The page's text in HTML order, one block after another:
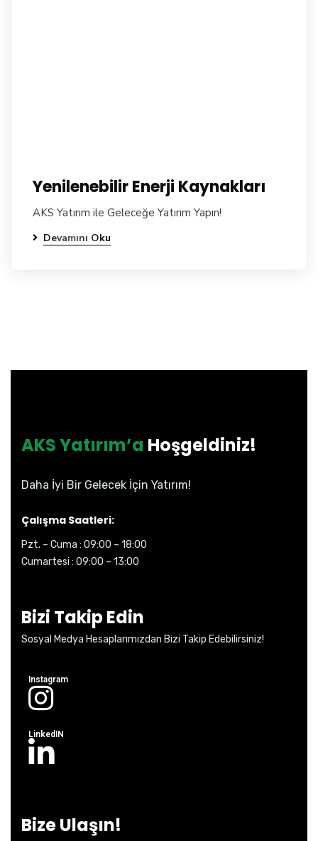
Yenilenebilir Enerji Kaynakları
AKS Yatırım ile Geleceğe Yatırım Yapın!
Devamını Oku
AKS Yatırım’a Hoşgeldiniz!
Daha İyi Bir Gelecek İçin Yatırım!
Çalışma Saatleri:
Pzt. – Cuma : 09:00 – 18:00
Cumartesi : 09:00 – 13:00
Bizi Takip Edin
Sosyal Medya Hesaplarımızdan Bizi Takip Edebilirsiniz!
Instagram
LinkedIN
Bize Ulaşın!